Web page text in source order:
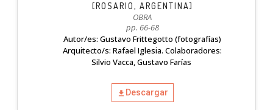
[ROSARIO, ARGENTINA]
OBRA
pp. 66-68
Autor/es: Gustavo Frittegotto (fotografías)
Arquitecto/s: Rafael Iglesia. Colaboradores:
Silvio Vacca, Gustavo Farías
Descargar